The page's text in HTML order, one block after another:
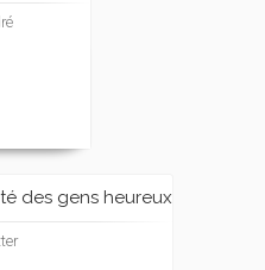
des gens heureux